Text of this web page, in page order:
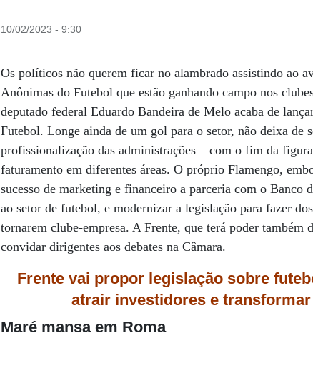
10/02/2023 - 9:30
Os políticos não querem ficar no alambrado assistindo ao
Anônimas do Futebol que estão ganhando campo nos
deputado federal Eduardo Bandeira de Melo acaba de
Futebol. Longe ainda de um gol para o setor, não deixa de
profissionalização das administrações – com o fim da
faturamento em diferentes áreas. O próprio Flamengo,
sucesso de marketing e financeiro a parceria com o
ao setor de futebol, e modernizar a legislação para fazer
tornarem clube-empresa. A Frente, que terá poder também
convidar dirigentes aos debates na Câmara.
Frente vai propor legislação sobre
atrair investidores e
Maré mansa em Roma